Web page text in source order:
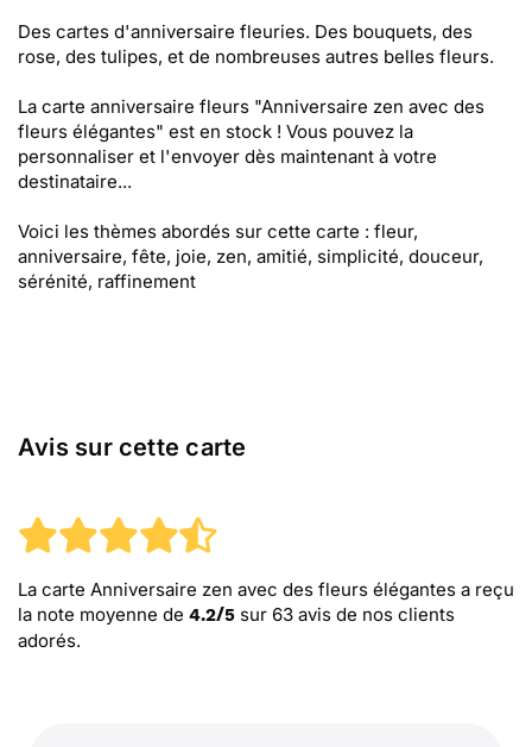
Des cartes d'anniversaire fleuries. Des bouquets, des
rose, des tulipes, et de nombreuses autres belles fleurs.
La carte anniversaire fleurs "Anniversaire zen avec des
fleurs élégantes" est en stock ! Vous pouvez la
personnaliser et l'envoyer dès maintenant à votre
destinataire...
Voici les thèmes abordés sur cette carte : fleur,
anniversaire, fête, joie, zen, amitié, simplicité, douceur,
sérénité, raffinement
Avis sur cette carte
La carte Anniversaire zen avec des fleurs élégantes a reçu
la note moyenne de 4.2/5 sur 63 avis de nos clients
adorés.